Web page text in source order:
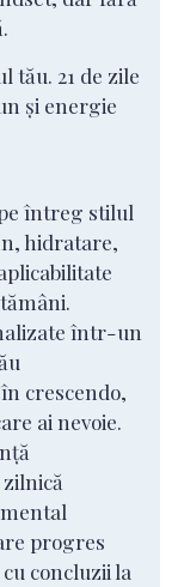
21 de zile
și energie
întreg stilul
hidratare,
într-un
crescendo,
ai nevoie.
progres
concluzii la